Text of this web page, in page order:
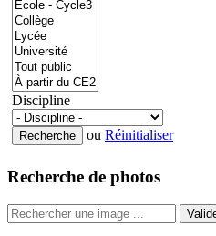
Discipline
ou Réinitialiser
Recherche de photos